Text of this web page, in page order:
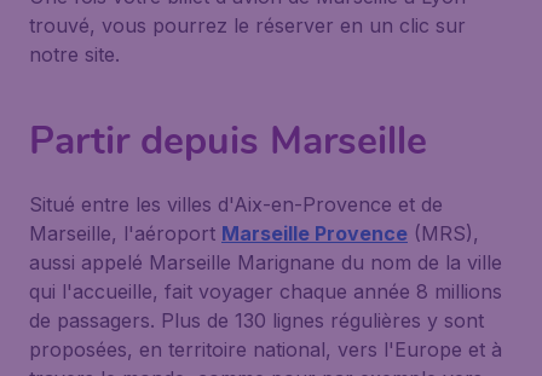
trouvé, vous pourrez le réserver en un clic sur
notre site.
Partir depuis Marseille
Situé entre les villes d'Aix-en-Provence et de
Marseille, l'aéroport Marseille Provence (MRS),
aussi appelé Marseille Marignane du nom de la ville
qui l'accueille, fait voyager chaque année 8 millions
de passagers. Plus de 130 lignes régulières y sont
proposées, en territoire national, vers l'Europe et à